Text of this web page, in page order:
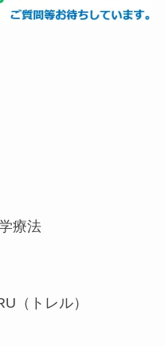
療法
（トレル）